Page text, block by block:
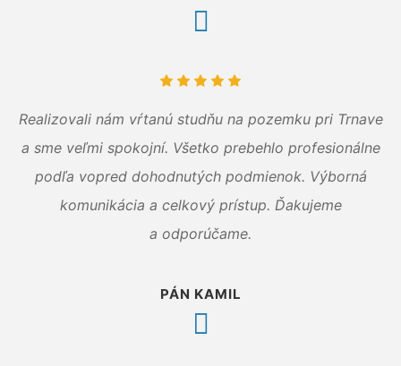
Realizovali nám vŕtanú studňu na pozemku pri Trnave
a sme veľmi spokojní. Všetko prebehlo profesionálne
podľa vopred dohodnutých podmienok. Výborná
komunikácia a celkový prístup. Ďakujeme
a odporúčame.
PÁN KAMIL